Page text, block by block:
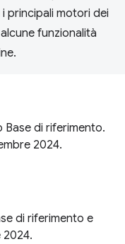
principali motori dei
funzionalità
di riferimento.
2024.
di riferimento e
2024.